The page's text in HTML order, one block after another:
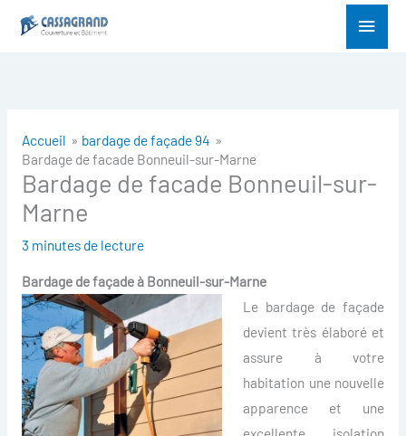
Menu
Accueil
bardage de façade 94
Bardage de facade Bonneuil-sur-Marne
Bardage de facade Bonneuil-sur-
Marne
3 minutes de lecture
Bardage de façade à Bonneuil-sur-Marne
Le bardage de façade
devient très élaboré et
assure à votre
habitation une nouvelle
apparence et une